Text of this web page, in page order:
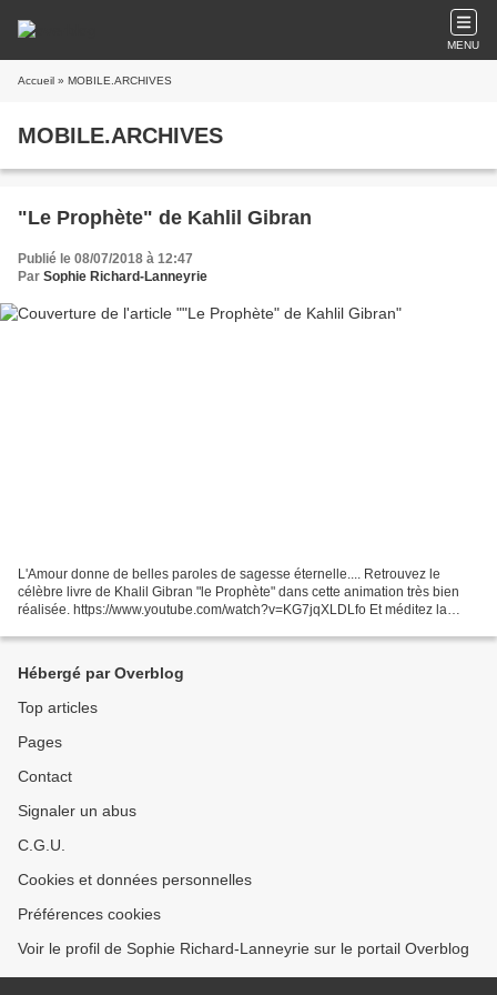
MENU
Accueil » MOBILE.ARCHIVES
MOBILE.ARCHIVES
"Le Prophète" de Kahlil Gibran
Publié le 08/07/2018 à 12:47
Par Sophie Richard-Lanneyrie
L'Amour donne de belles paroles de sagesse éternelle.... Retrouvez le
célèbre livre de Khalil Gibran "le Prophète" dans cette animation très bien
réalisée. https://www.youtube.com/watch?v=KG7jqXLDLfo Et méditez la
Hébergé par Overblog
Top articles
Pages
Contact
Signaler un abus
C.G.U.
Cookies et données personnelles
Préférences cookies
Voir le profil de Sophie Richard-Lanneyrie sur le portail Overblog